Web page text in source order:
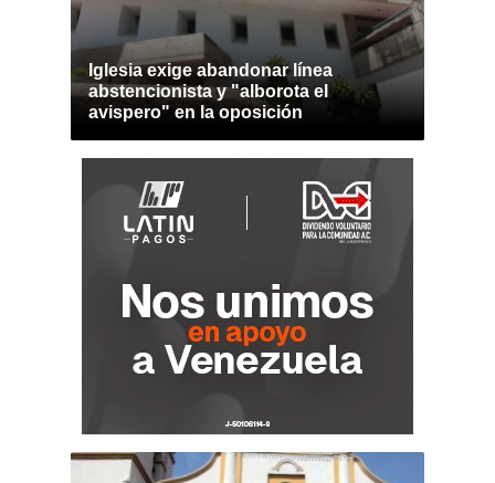
Iglesia exige abandonar línea
abstencionista y "alborota el
avispero" en la oposición